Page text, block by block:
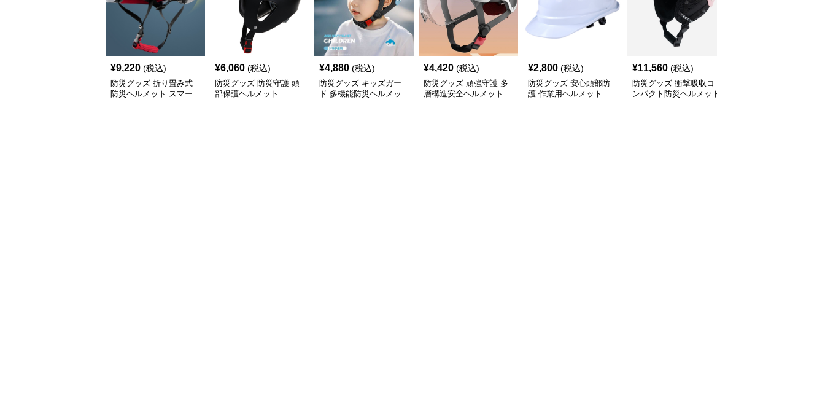
¥9,220 (税込)
防災グッズ 折り畳み式
防災ヘルメット スマー
¥6,060 (税込)
防災グッズ 防災守護 頭
部保護ヘルメット
¥4,880 (税込)
防災グッズ キッズガー
ド 多機能防災ヘルメッ
¥4,420 (税込)
防災グッズ 頑強守護 多
層構造安全ヘルメット
¥2,800 (税込)
防災グッズ 安心頭部防
護 作業用ヘルメット
¥11,560 (税込)
防災グッズ 衝撃吸収コ
ンパクト防災ヘルメット